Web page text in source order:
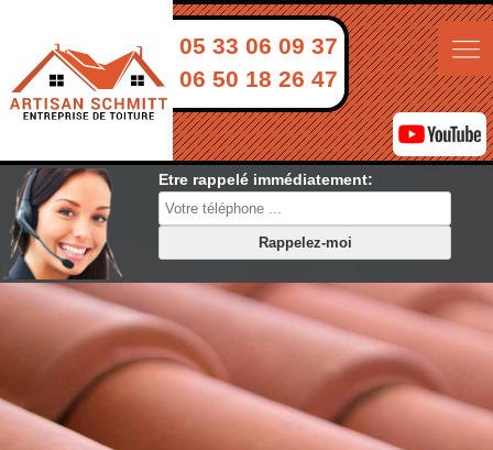
05 33 06 09 37
06 50 18 26 47
Etre rappelé immédiatement: